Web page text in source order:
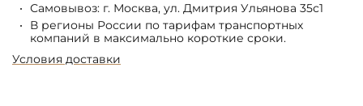
Самовывоз: г. Москва, ул. Дмитрия Ульянова 35с1
В регионы России по тарифам транспортных
компаний в максимально короткие сроки.
Условия доставки